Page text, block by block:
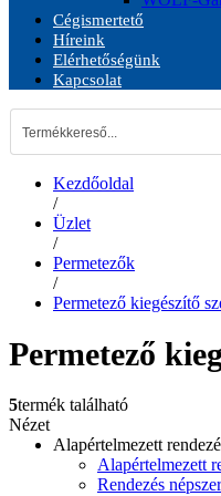
Cégismertető
Híreink
Elérhetőségünk
Kapcsolat
Kezdőoldal
/
Üzlet
/
Permetezők
/
Permetező kiegészítő
Permetező
5termék található
Nézet
Alapértelmezett
Alapértelmezett
Rendezés